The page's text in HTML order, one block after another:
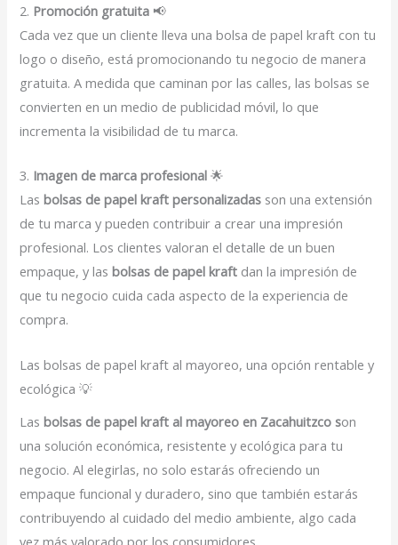
2. Promoción gratuita 📢
Cada vez que un cliente lleva una bolsa de papel kraft con tu
logo o diseño, está promocionando tu negocio de manera
gratuita. A medida que caminan por las calles, las bolsas se
convierten en un medio de publicidad móvil, lo que
incrementa la visibilidad de tu marca.
3. Imagen de marca profesional 🌟
Lasbolsas de papel kraft personalizadas son una extensión
de tu marca y pueden contribuir a crear una impresión
profesional. Los clientes valoran el detalle de un buen
empaque, y lasbolsas de papel kraft dan la impresión de
que tu negocio cuida cada aspecto de la experiencia de
compra.
Las bolsas de papel kraft al mayoreo, una opción rentable y
ecológica 💡
Lasbolsas de papel kraft al mayoreo en Zacahuitzco son
una solución económica, resistente y ecológica para tu
negocio. Al elegirlas, no solo estarás ofreciendo un
empaque funcional y duradero, sino que también estarás
contribuyendo al cuidado del medio ambiente, algo cada
vez más valorado por los consumidores.